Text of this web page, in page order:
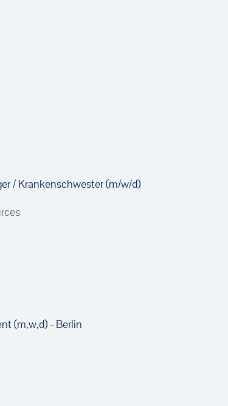
/ Kranken­schwester (m/w/d)
(m,w,d) - Berlin